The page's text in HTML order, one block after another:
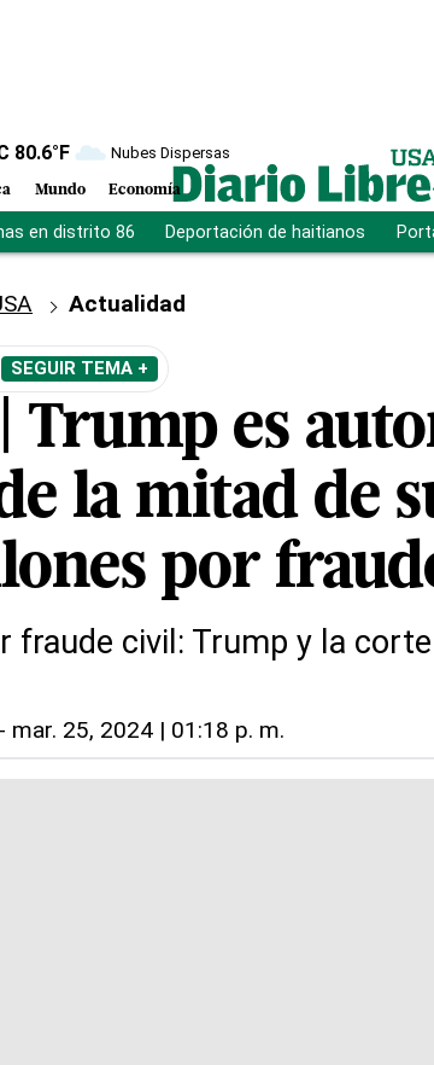
80.6°F Nubes Dispersas
Mundo Economía
en distrito 86 Deportación de haitianos
Actualidad
SEGUIR TEMA +
Trump es
la mitad de
por
fraude civil: Trump y la
mar. 25, 2024 | 01:18 p. m.